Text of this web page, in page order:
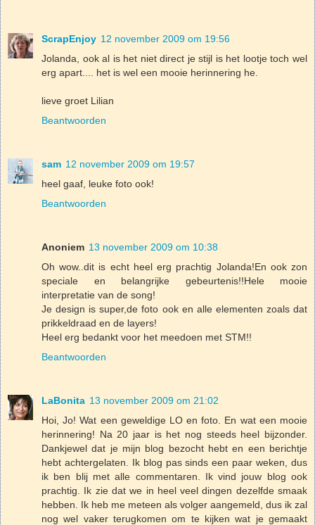
ScrapEnjoy 12 november 2009 om 19:56
Jolanda, ook al is het niet direct je stijl is het lootje toch wel
erg apart.... het is wel een mooie herinnering he.
lieve groet Lilian
Beantwoorden
sam 12 november 2009 om 19:57
heel gaaf, leuke foto ook!
Beantwoorden
Anoniem 13 november 2009 om 10:38
Oh wow..dit is echt heel erg prachtig Jolanda!En ook zon
speciale en belangrijke gebeurtenis!!Hele mooie
interpretatie van de song!
Je design is super,de foto ook en alle elementen zoals dat
prikkeldraad en de layers!
Heel erg bedankt voor het meedoen met STM!!
Beantwoorden
LaBonita 13 november 2009 om 21:02
Hoi, Jo! Wat een geweldige LO en foto. En wat een mooie
herinnering! Na 20 jaar is het nog steeds heel bijzonder.
Dankjewel dat je mijn blog bezocht hebt en een berichtje
hebt achtergelaten. Ik blog pas sinds een paar weken, dus
ik ben blij met alle commentaren. Ik vind jouw blog ook
prachtig. Ik zie dat we in heel veel dingen dezelfde smaak
hebben. Ik heb me meteen als volger aangemeld, dus ik zal
nog wel vaker terugkomen om te kijken wat je gemaakt